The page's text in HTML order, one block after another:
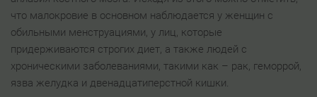
что малокровие в основном наблюдается у женщин с
обильными менструациями, у лиц, которые
придерживаются строгих диет, а также людей с
хроническими заболеваниями, такими как – рак, геморрой,
язва желудка и двенадцатиперстной кишки.